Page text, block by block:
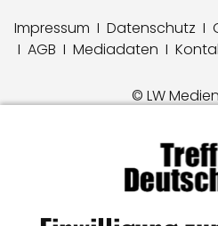
Impressum I Datenschutz I
I AGB I Mediadaten I
© LW